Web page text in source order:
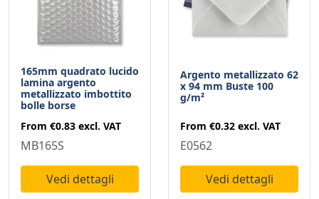
165mm quadrato lucido
lamina argento
metallizzato imbottito
bolle borse
From €0.83 excl. VAT
MB165S
Vedi dettagli
Argento metallizzato 62
x 94 mm Buste 100
g/m²
From €0.32 excl. VAT
E0562
Vedi dettagli